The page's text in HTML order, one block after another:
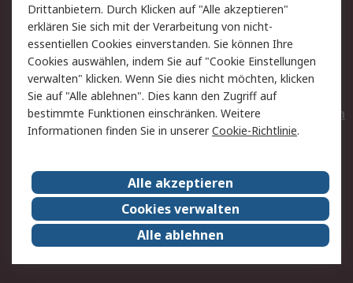
Rechtliches
AGB
Datenschutz
Cookie-Richtlinie
Zahlungsbedingungen
Copyright/Impressum
Entsorgung
Elektrogeräte/Batterien
RS weltweit
Karriere bei RS
Nachhaltigkeit
Qualität/Umwelt/ZertifikatePresse-Center
Event-Center
Drittanbietern. Durch Klicken auf "Alle akzeptieren"
erklären Sie sich mit der Verarbeitung von nicht-
essentiellen Cookies einverstanden. Sie können Ihre
Cookies auswählen, indem Sie auf "Cookie Einstellungen
verwalten" klicken. Wenn Sie dies nicht möchten, klicken
Sie auf "Alle ablehnen". Dies kann den Zugriff auf
bestimmte Funktionen einschränken. Weitere
Informationen finden Sie in unsererCookie-Richtlinie.
Alle akzeptieren
Cookies verwalten
Alle ablehnen